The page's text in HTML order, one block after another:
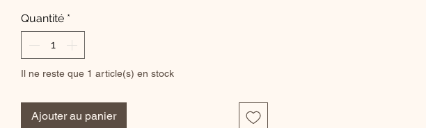
Quantité *
Il ne reste que 1 article(s) en stock
Ajouter au panier